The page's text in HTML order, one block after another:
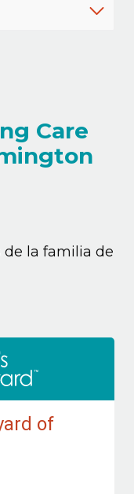
Care
de la familia de
of